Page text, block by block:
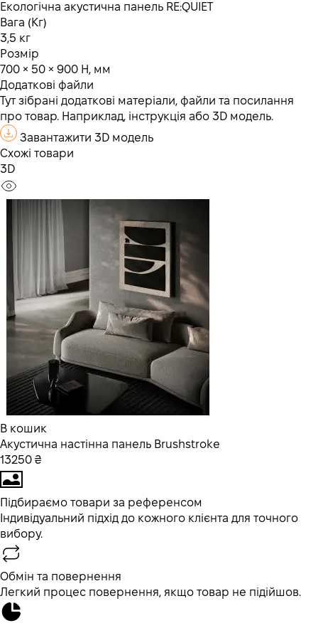
Екологічна акустична панель RE:QUIET
Вага (Кг)
3,5 кг
Розмір
700 × 50 × 900 H, мм
Додаткові файли
Тут зібрані додаткові матеріали, файли та посилання
про товар. Наприклад, інструкція або 3D модель.
Завантажити 3D модель
Схожі товари
3D
В кошик
Акустична настінна панель Brushstroke
13250 ₴
Підбираємо товари за референсом
Індивідуальний підхід до кожного клієнта для точного
вибору.
Обмін та повернення
Легкий процес повернення, якщо товар не підійшов.